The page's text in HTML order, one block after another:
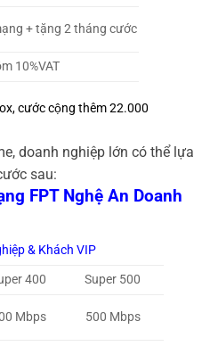
+ tặng 2 tháng cước
10%VAT
cước cộng thêm 22.000
doanh nghiệp lớn có thể lựa
sau:
FPT Nghệ An Doanh
& Khách VIP
400
Super 500
Mbps 500 Mbps